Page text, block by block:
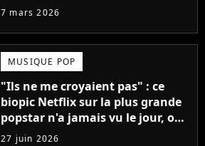
pu réaliser Le Seigneur des
7 mars 2026
MUSIQUE POP
"Ils ne me croyaient pas" : ce
biopic Netflix sur la plus grande
popstar n'a jamais vu le jour, on
sait enfin pourquoi
27 juin 2026